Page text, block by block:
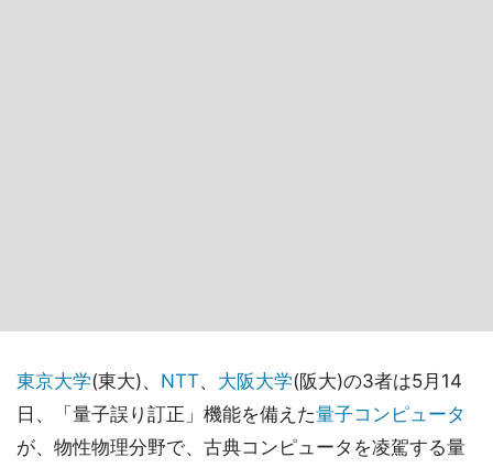
東京大学(東大)、 NTT、 大阪大学(阪大)の3者は5月14
日、「量子誤り訂正」機能を備えた量子コンピュータ
が、物性物理分野で、古典コンピュータを凌駕する量